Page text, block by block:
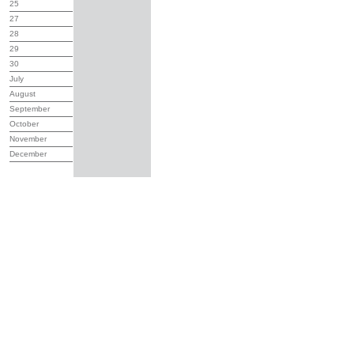
25
27
28
29
30
July
August
September
October
November
December